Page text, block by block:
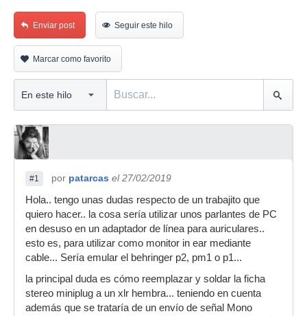
Enviar post Seguir este hilo
Marcar como favorito
#1 por patarcas el 27/02/2019
Hola.. tengo unas dudas respecto de un trabajito que
quiero hacer.. la cosa sería utilizar unos parlantes de PC
en desuso en un adaptador de línea para auriculares..
esto es, para utilizar como monitor in ear mediante
cable... Sería emular el behringer p2, pm1 o p1...
la principal duda es cómo reemplazar y soldar la ficha
stereo miniplug a un xlr hembra... teniendo en cuenta
además que se trataría de un envío de señal Mono